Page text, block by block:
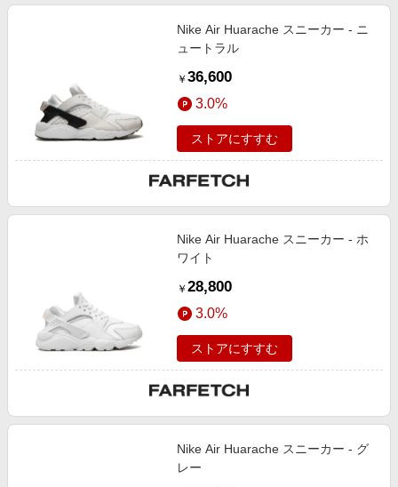
Nike Air Huarache スニーカー - ニ
ュートラル
￥ 36,600
3.0%
ストアにすすむ
Nike Air Huarache スニーカー - ホ
ワイト
￥ 28,800
3.0%
ストアにすすむ
Nike Air Huarache スニーカー - グ
レー